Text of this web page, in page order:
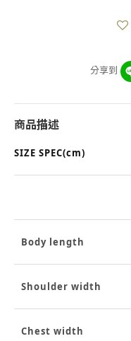
分享到
商品描述
SIZE SPEC(cm)
Body length
Shoulder width
Chest width